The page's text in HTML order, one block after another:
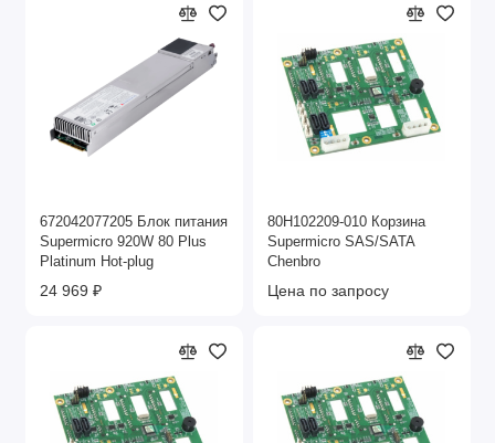
672042077205 Блок питания
Supermicro 920W 80 Plus
Platinum Hot-plug
24 969 ₽
80H102209-010 Корзина
Supermicro SAS/SATA
Chenbro
Цена по запросу